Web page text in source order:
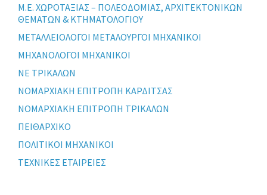
Μ.Ε. ΧΩΡΟΤΑΞΙΑΣ – ΠΟΛΕΟΔΟΜΙΑΣ, ΑΡΧΙΤΕΚΤΟΝΙΚΩΝ
ΘΕΜΑΤΩΝ & ΚΤΗΜΑΤΟΛΟΓΙΟΥ
ΜΕΤΑΛΛΕΙΟΛΟΓΟΙ ΜΕΤΑΛΟΥΡΓΟΙ ΜΗΧΑΝΙΚΟΙ
ΜΗΧΑΝΟΛΟΓΟΙ ΜΗΧΑΝΙΚΟΙ
ΝΕ ΤΡΙΚΑΛΩΝ
ΝΟΜΑΡΧΙΑΚΗ ΕΠΙΤΡΟΠΗ ΚΑΡΔΙΤΣΑΣ
ΝΟΜΑΡΧΙΑΚΗ ΕΠΙΤΡΟΠΗ ΤΡΙΚΑΛΩΝ
ΠΕΙΘΑΡΧΙΚΟ
ΠΟΛΙΤΙΚΟΙ ΜΗΧΑΝΙΚΟΙ
ΤΕΧΝΙΚΕΣ ΕΤΑΙΡΕΙΕΣ